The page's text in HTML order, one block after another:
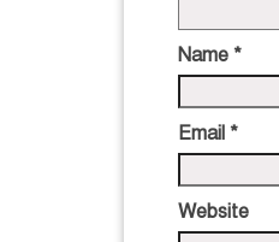
Name *
Email *
Website